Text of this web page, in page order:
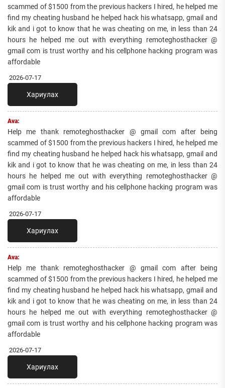
scammed of $1500 from the previous hackers I hired, he helped me
find my cheating husband he helped hack his whatsapp, gmail and
kik and i got to know that he was cheating on me, in less than 24
hours he helped me out with everything remoteghosthacker @
gmail com is trust worthy and his cellphone hacking program was
affordable
2026-07-17
Хариулах
Ava:
Help me thank remoteghosthacker @ gmail com after being
scammed of $1500 from the previous hackers I hired, he helped me
find my cheating husband he helped hack his whatsapp, gmail and
kik and i got to know that he was cheating on me, in less than 24
hours he helped me out with everything remoteghosthacker @
gmail com is trust worthy and his cellphone hacking program was
affordable
2026-07-17
Хариулах
Ava:
Help me thank remoteghosthacker @ gmail com after being
scammed of $1500 from the previous hackers I hired, he helped me
find my cheating husband he helped hack his whatsapp, gmail and
kik and i got to know that he was cheating on me, in less than 24
hours he helped me out with everything remoteghosthacker @
gmail com is trust worthy and his cellphone hacking program was
affordable
2026-07-17
Хариулах